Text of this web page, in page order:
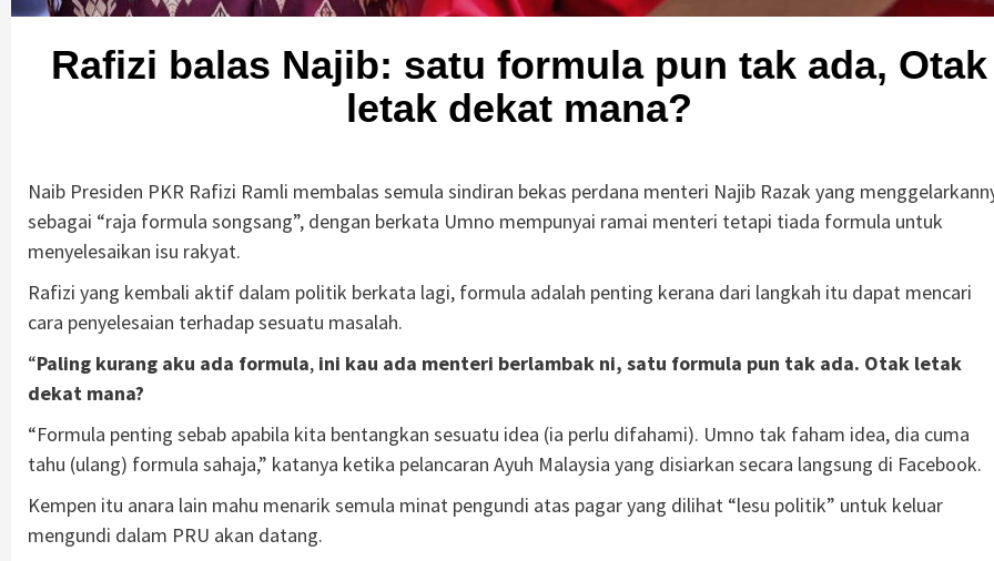
Rafizi balas Najib: satu formula pun tak ada, Otak
letak dekat mana?
Naib Presiden PKR Rafizi Ramli membalas semula sindiran bekas perdana menteri Najib Razak yang
sebagai “raja formula songsang”, dengan berkata Umno mempunyai ramai menteri tetapi tiada formula untuk
menyelesaikan isu rakyat.
Rafizi yang kembali aktif dalam politik berkata lagi, formula adalah penting kerana dari langkah itu dapat mencari
cara penyelesaian terhadap sesuatu masalah.
“Paling kurang aku ada formula, ini kau ada menteri berlambak ni, satu formula pun tak ada. Otak letak
dekat mana?
“Formula penting sebab apabila kita bentangkan sesuatu idea (ia perlu difahami). Umno tak faham idea, dia cuma
tahu (ulang) formula sahaja,” katanya ketika pelancaran Ayuh Malaysia yang disiarkan secara langsung di Facebook.
Kempen itu anara lain mahu menarik semula minat pengundi atas pagar yang dilihat “lesu politik” untuk keluar
mengundi dalam PRU akan datang.